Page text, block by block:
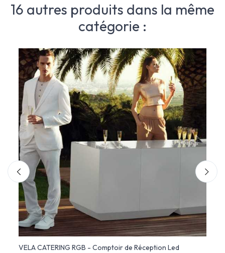
16 autres produits dans la même
catégorie :
VELA CATERING RGB - Comptoir de Réception Led